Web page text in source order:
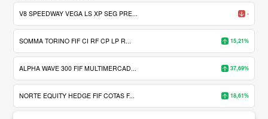
V8 SPEEDWAY VEGA LS XP SEG PRE... -
SOMMA TORINO FIF CI RF CP LP R... 15,21%
ALPHA WAVE 300 FIF MULTIMERCAD... 37,69%
NORTE EQUITY HEDGE FIF COTAS F... 18,61%